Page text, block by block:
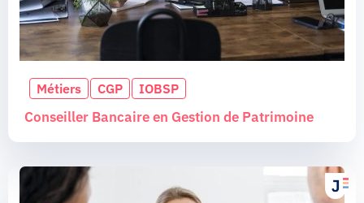
Métiers CGP IOBSP
Conseiller Bancaire en Gestion de Patrimoine